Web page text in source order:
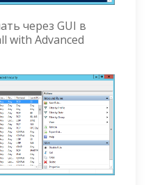
через GUI в
with Advanced